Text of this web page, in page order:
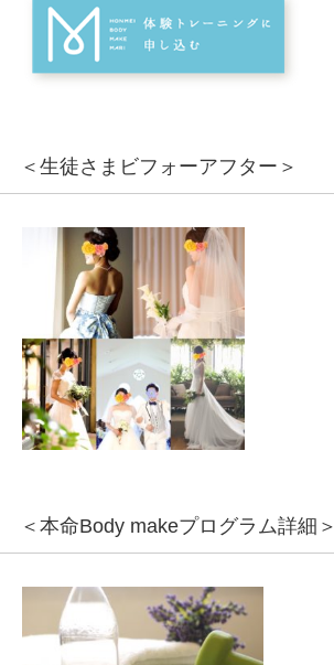
＜生徒さまビフォーアフター＞
＜本命Body makeプログラム詳細＞